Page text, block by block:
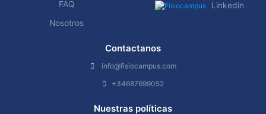
FAQ
Nosotros
Linkedin
Contactanos
info@fisiocampus.com
+34687699052
Nuestras políticas